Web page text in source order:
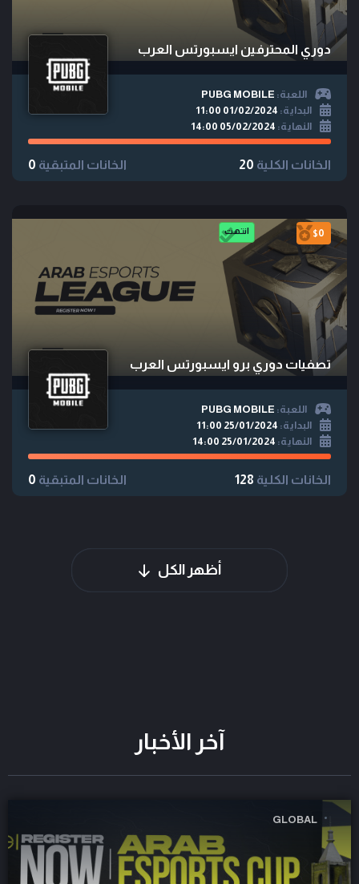
أظهر الكل
دوري المحترفين ايسبورتس العرب
اللعبة: PUBG MOBILE
البداية: 01/02/2024 11:00
النهاية: 05/02/2024 14:00
20 الخانات الكلية 0 الخانات المتبقية
$0 انتهت
تصفيات دوري برو ايسبورتس العرب
اللعبة: PUBG MOBILE
البداية: 25/01/2024 11:00
النهاية: 25/01/2024 14:00
128 الخانات الكلية 0 الخانات المتبقية
آخر الأخبار
GLOBAL